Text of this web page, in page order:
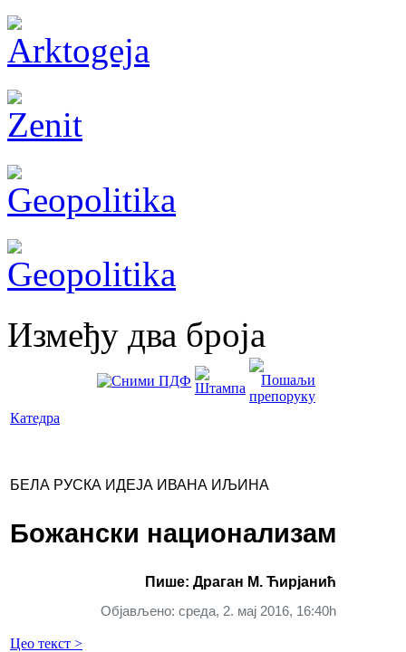
Између два броја
Катедра
БЕЛА РУСКА ИДЕЈА ИВАНА ИЉИНА
Божански национализам
Пише: Драган М. Ћирјанић
Објављено: среда, 2. мај 2016, 16:40h
Цео текст >